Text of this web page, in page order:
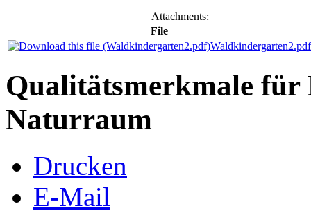
Attachments:
File
Waldkindergarten2.pdf
Qualitätsmerkmale
Naturraum
Drucken
E-Mail